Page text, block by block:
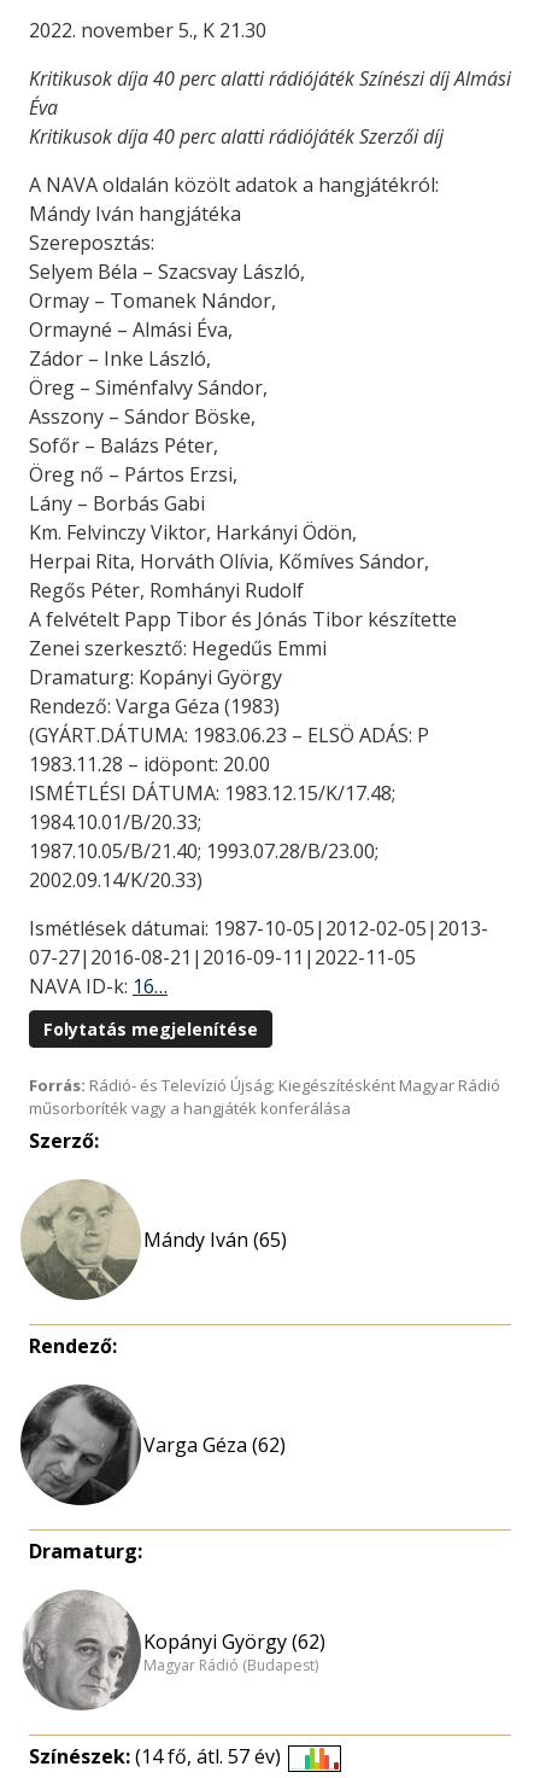
2022. november 5., K 21.30
Kritikusok díja 40 perc alatti rádiójáték Színészi díj Almási
Éva
Kritikusok díja 40 perc alatti rádiójáték Szerzői díj
A NAVA oldalán közölt adatok a hangjátékról:
Mándy Iván hangjátéka
Szereposztás:
Selyem Béla – Szacsvay László,
Ormay – Tomanek Nándor,
Ormayné – Almási Éva,
Zádor – Inke László,
Öreg – Siménfalvy Sándor,
Asszony – Sándor Böske,
Sofőr – Balázs Péter,
Öreg nő – Pártos Erzsi,
Lány – Borbás Gabi
Km. Felvinczy Viktor, Harkányi Ödön,
Herpai Rita, Horváth Olívia, Kőmíves Sándor,
Regős Péter, Romhányi Rudolf
A felvételt Papp Tibor és Jónás Tibor készítette
Zenei szerkesztő: Hegedűs Emmi
Dramaturg: Kopányi György
Rendező: Varga Géza (1983)
(GYÁRT.DÁTUMA: 1983.06.23 – ELSÖ ADÁS: P
1983.11.28 – idöpont: 20.00
ISMÉTLÉSI DÁTUMA: 1983.12.15/K/17.48;
1984.10.01/B/20.33;
1987.10.05/B/21.40; 1993.07.28/B/23.00;
2002.09.14/K/20.33)
Ismétlések dátumai: 1987-10-05|2012-02-05|2013-
07-27|2016-08-21|2016-09-11|2022-11-05
NAVA ID-k: 16…
Folytatás megjelenítése
Forrás: Rádió- és Televízió Újság; Kiegészítésként Magyar Rádió
műsorboríték vagy a hangjáték konferálása
Szerző:
Mándy Iván (65)
Rendező:
Varga Géza (62)
Dramaturg:
Kopányi György (62)
Magyar Rádió (Budapest)
Színészek:(14 fő, átl. 57 év)